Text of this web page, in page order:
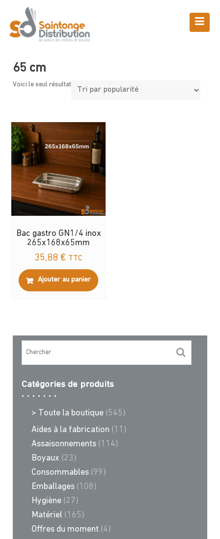
content
Boutique
65 cm
Voici le seul résultat
Bac gastro GN1/4 inox
265x168x65mm
35,88 € TTC
Ajouter au panier
Catégories de produits
> Toute la boutique (545)
Aides à la fabrication (11)
Assaisonnements (114)
Boyaux (23)
Consommables (99)
Emballages (108)
Hygiène (27)
Matériel (165)
Offres du moment (4)